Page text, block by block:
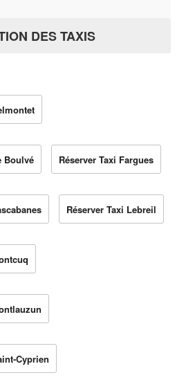
DES TAXIS
Boulvé Réserver Taxi Fargues
Réserver Taxi Lebreil
Cyprien